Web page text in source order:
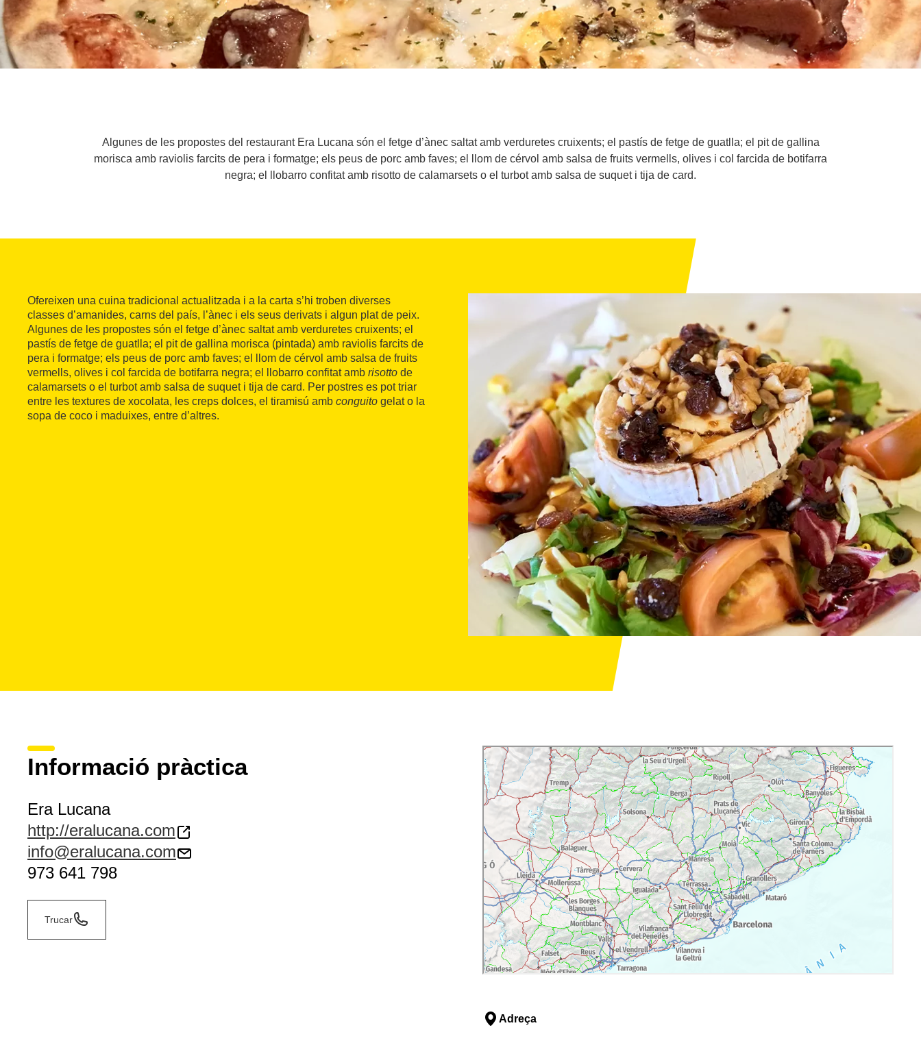
Algunes de les propostes del restaurant Era Lucana són el fetge d’ànec saltat amb verduretes cruixents; el pastís de fetge de guatlla; el pit de gallina
morisca amb raviolis farcits de pera i formatge; els peus de porc amb faves; el llom de cérvol amb salsa de fruits vermells, olives i col farcida de botifarra
negra; el llobarro confitat amb risotto de calamarsets o el turbot amb salsa de suquet i tija de card.
Ofereixen una cuina tradicional actualitzada i a la carta s’hi troben diverses
classes d’amanides, carns del país, l’ànec i els seus derivats i algun plat de peix.
Algunes de les propostes són el fetge d’ànec saltat amb verduretes cruixents; el
pastís de fetge de guatlla; el pit de gallina morisca (pintada) amb raviolis farcits de
pera i formatge; els peus de porc amb faves; el llom de cérvol amb salsa de fruits
vermells, olives i col farcida de botifarra negra; el llobarro confitat amb risotto de
calamarsets o el turbot amb salsa de suquet i tija de card. Per postres es pot triar
entre les textures de xocolata, les creps dolces, el tiramisú amb conguito gelat o la
sopa de coco i maduixes, entre d’altres.
Informació pràctica
Era Lucana
http://eralucana.com
info@eralucana.com
973 641 798
Trucar
Adreça